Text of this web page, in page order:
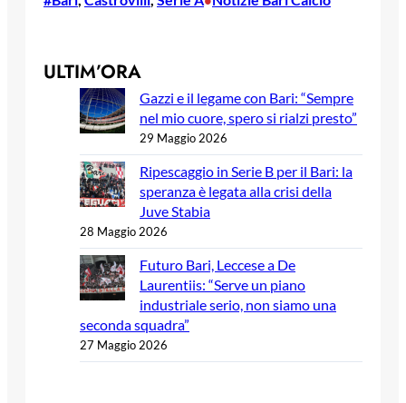
ULTIM’ORA
Gazzi e il legame con Bari: “Sempre
nel mio cuore, spero si rialzi presto”
29 Maggio 2026
Ripescaggio in Serie B per il Bari: la
speranza è legata alla crisi della
Juve Stabia
28 Maggio 2026
Futuro Bari, Leccese a De
Laurentiis: “Serve un piano
industriale serio, non siamo una
seconda squadra”
27 Maggio 2026